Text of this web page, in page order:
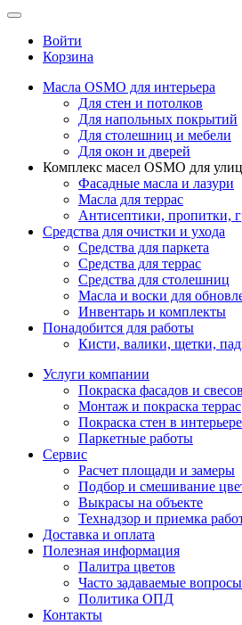
Войти
Корзина
Масла OSMO для интерьера
Для стен и потолков
Для напольных покрытий
Для столешниц и мебели
Для окон и дверей
Комплекс масел OSMO для
Фасадные масла и лазури
Масла для террас
Антисептики, пропитки,
Средства для очистки и ухода
Средства для паркета
Средства для террас
Средства для столешниц
Масла и воски для
Инвентарь и комплекты
Понадобится для работы
Кисти, валики, щетки,
Услуги компании
Покраска фасадов и свесов
Монтаж и покраска террас
Покраска стен в интерьере
Паркетные работы
Сервис
Расчет площади и замеры
Подбор и смешивание
Выкрасы на объекте
Технадзор и приемка
Доставка и оплата
Полезная информация
Палитра цветов
Часто задаваемые вопросы
Политика ОПД
Контакты